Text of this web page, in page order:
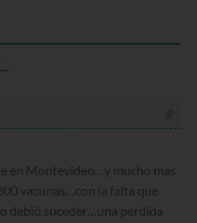
en Montevideo…y mucho mas
vacunas…con la falta que
debió suceder…una perdida